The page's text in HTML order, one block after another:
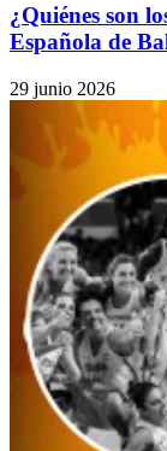
¿Quiénes son
Española de
29 junio 2026